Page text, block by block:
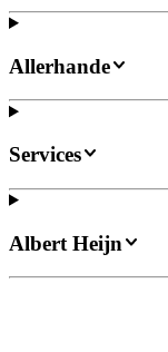
Allerhande
Services
Albert Heijn